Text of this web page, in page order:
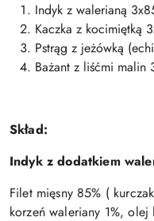
Indyk z walerianą
Kaczka z kocimiętką
Pstrąg z jeżówką
Bażant z liśćmi malin
Skład:
Indyk z dodatkiem
Filet mięsny 85% (
korzeń waleriany 1%, olej